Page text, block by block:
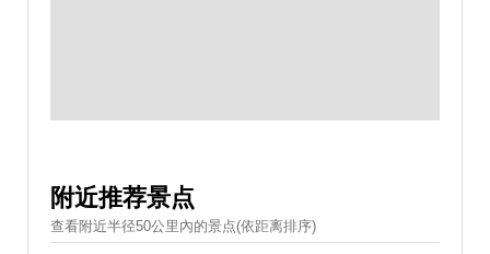
附近推荐景点
查看附近半径50公里內的景点(依距离排序)